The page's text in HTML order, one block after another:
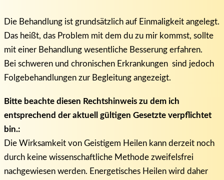
Die Behandlung ist grundsätzlich auf Einmaligkeit angelegt.
Das heißt, das Problem mit dem du zu mir kommst, sollte
mit einer Behandlung wesentliche Besserung erfahren.
Bei schweren und chronischen Erkrankungen sind jedoch
Folgebehandlungen zur Begleitung angezeigt.
Bitte beachte diesen Rechtshinweis zu dem ich
entsprechend der aktuell gültigen Gesetzte verpflichtet
bin.:
Die Wirksamkeit von Geistigem Heilen kann derzeit noch
durch keine wissenschaftliche Methode zweifelsfrei
nachgewiesen werden. Energetisches Heilen wird daher